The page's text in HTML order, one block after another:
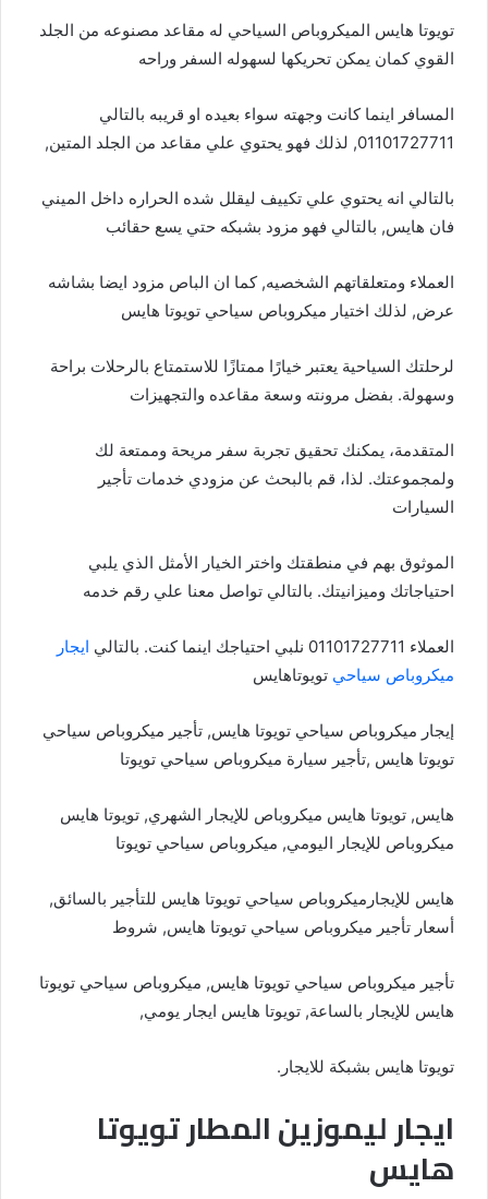
تويوتا هايس الميكروباص السياحي له مقاعد مصنوعه من الجلد
القوي كمان يمكن تحريكها لسهوله السفر وراحه
المسافر اينما كانت وجهته سواء بعيده او قريبه بالتالي
01101727711, لذلك فهو يحتوي علي مقاعد من الجلد المتين,
بالتالي انه يحتوي علي تكييف ليقلل شده الحراره داخل الميني
فان هايس, بالتالي فهو مزود بشبكه حتي يسع حقائب
العملاء ومتعلقاتهم الشخصيه, كما ان الباص مزود ايضا بشاشه
عرض, لذلك اختيار ميكروباص سياحي تويوتا هايس
لرحلتك السياحية يعتبر خيارًا ممتازًا للاستمتاع بالرحلات براحة
وسهولة. بفضل مرونته وسعة مقاعده والتجهيزات
المتقدمة، يمكنك تحقيق تجربة سفر مريحة وممتعة لك
ولمجموعتك. لذا، قم بالبحث عن مزودي خدمات تأجير
السيارات
الموثوق بهم في منطقتك واختر الخيار الأمثل الذي يلبي
احتياجاتك وميزانيتك. بالتالي تواصل معنا علي رقم خدمه
العملاء 01101727711 نلبي احتياجك اينما كنت. بالتالي
ايجار
ميكروباص سياحي تويوتاهايس
إيجار ميكروباص سياحي تويوتا هايس, تأجير ميكروباص سياحي
تويوتا هايس ,تأجير سيارة ميكروباص سياحي تويوتا
هايس, تويوتا هايس ميكروباص للإيجار الشهري, تويوتا هايس
ميكروباص للإيجار اليومي, ميكروباص سياحي تويوتا
هايس للإيجارميكروباص سياحي تويوتا هايس للتأجير بالسائق,
أسعار تأجير ميكروباص سياحي تويوتا هايس, شروط
تأجير ميكروباص سياحي تويوتا هايس, ميكروباص سياحي تويوتا
هايس للإيجار بالساعة, تويوتا هايس ايجار يومي,
تويوتا هايس بشبكة للايجار.
ايجار ليموزين المطار تويوتا
هايس